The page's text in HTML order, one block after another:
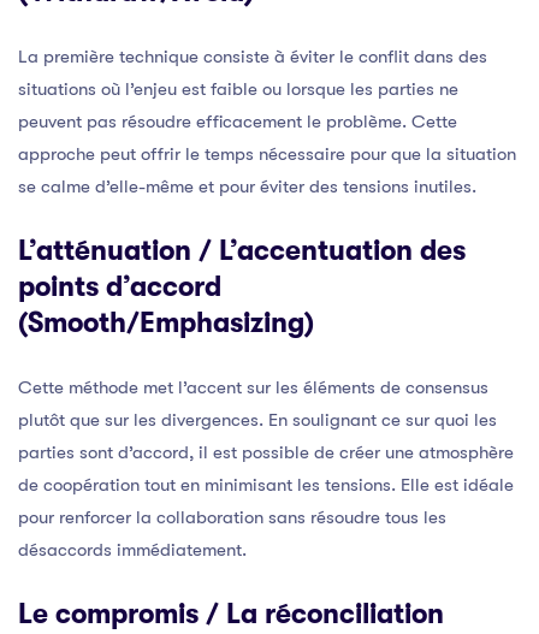
La première technique consiste à éviter le conflit dans des
situations où l’enjeu est faible ou lorsque les parties ne
peuvent pas résoudre efficacement le problème. Cette
approche peut offrir le temps nécessaire pour que la situation
se calme d’elle-même et pour éviter des tensions inutiles.
L’atténuation / L’accentuation des
points d’accord
(Smooth/Emphasizing)
Cette méthode met l’accent sur les éléments de consensus
plutôt que sur les divergences. En soulignant ce sur quoi les
parties sont d’accord, il est possible de créer une atmosphère
de coopération tout en minimisant les tensions. Elle est idéale
pour renforcer la collaboration sans résoudre tous les
désaccords immédiatement.
Le compromis / La réconciliation